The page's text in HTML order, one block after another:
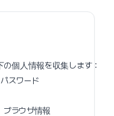
個人情報を収集します：
スワード
ラウザ情報